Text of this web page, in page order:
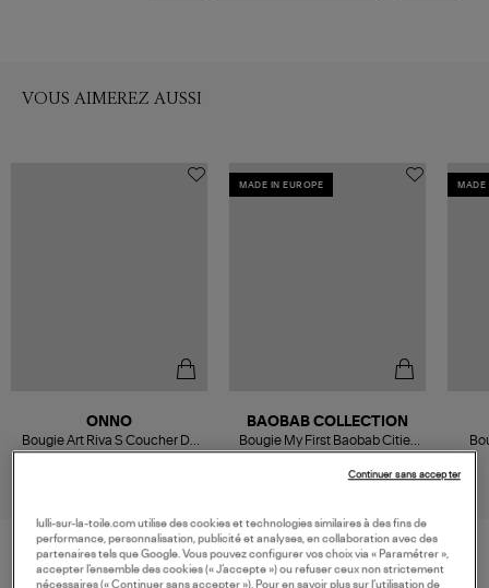
VOUS AIMEREZ AUSSI
ONNO
Bougie Art Riva S Coucher De
Soleil
MADE IN EUROPE
BAOBAB COLLECTION
Bougie My First Baobab Cities
Saint-Tropez
MADE
lulli-sur-la-toile.com utilise des cookies et technologies similaires à des fins de
performance, personnalisation, publicité et analyses, en collaboration avec des
partenaires tels que Google. Vous pouvez configurer vos choix via « Paramétrer »,
accepter l’ensemble des cookies (« J’accepte ») ou refuser ceux non strictement
nécessaires (« Continuer sans accepter »). Pour en savoir plus sur l’utilisation de
Continuer sans accepter